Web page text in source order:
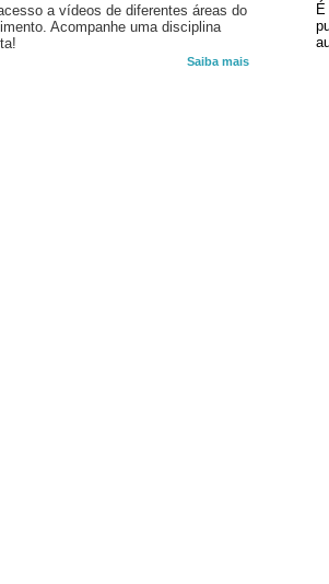
a vídeos de diferentes áreas do
Acompanhe uma disciplina
Saiba mais